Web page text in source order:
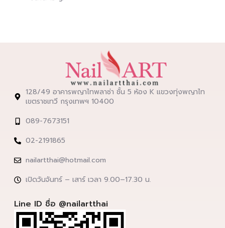
128/49 อาคารพญาไทพลาซ่า ชั้น 5 ห้อง K แขวงทุ่งพญาไท
เขตราชเทวี กรุงเทพฯ 10400
089-7673151
02-2191865
nailartthai@hotmail.com
เปิดวันจันทร์ – เสาร์ เวลา 9.00–17.30 น.
Line ID ชื่อ @nailartthai